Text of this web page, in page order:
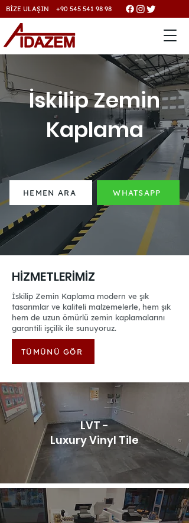
BİZE ULAŞIN +90 545 541 98 98
İskilip Zemin
Kaplama
HEMEN ARA WHATSAPP
HİZMETLERİMİZ
İskilip Zemin Kaplama modern ve şık
tasarımlar ve kaliteli malzemelerle, hem şık
hem de uzun ömürlü zemin kaplamalarını
garantili işçilik ile sunuyoruz.
TÜMÜNÜ GÖR
LVT -
Luxury Vinyl Tile